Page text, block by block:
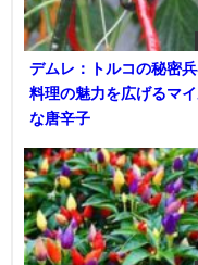
デムレ：トルコの秘密兵
料理の魅力を広げるマ
な唐辛子